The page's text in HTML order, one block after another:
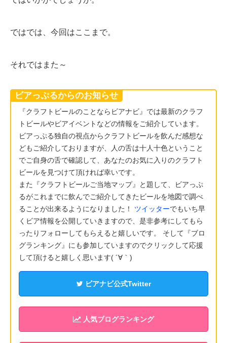
ではでは、今回はここまで。
それではまた～
ビアっぷるからのお知らせ
『クラフトビールのことならビアナビ』では最新のクラフ
トビールやビアイベントなどの情報をご紹介しています。
ビアっぷる独自の視点からクラフトビールを飲んだ感想な
どもご紹介しておりますが、人の舌は十人十色ということ
でご自身の舌で確認して、あなたのお気に入りのクラフト
ビールを見つけて頂ければ幸いです。
また『クラフトビールご当地マップ』と題して、ビアっぷ
るがこれまでに飲んでご紹介してきたビールを地図で調べ
ることが出来るようになりました！ ツイッターでもいち早
くビア情報を公開していきますので、是非参考にしてもら
ったりフォローしてもらえると嬉しいです。 そして『ブロ
グランキング』にも参加していますのでクリックして応援
して頂けると嬉しく思います( ´∀｀)
ビアナビ公式Twitter
人気ブログランキング